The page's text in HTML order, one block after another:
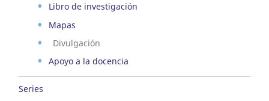
Libro de investigación
Mapas
Divulgación
Apoyo a la docencia
Series